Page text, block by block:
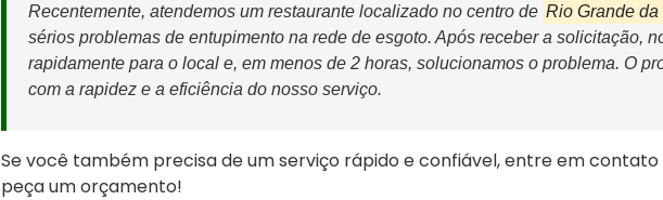
Recentemente, atendemos um restaurante localizado no centro de Rio Grande da
sérios problemas de entupimento na rede de esgoto. Após receber a solicitação,
rapidamente para o local e, em menos de 2 horas, solucionamos o problema. O
com a rapidez e a eficiência do nosso serviço.
Se você também precisa de um serviço rápido e confiável, entre em
peça um orçamento!